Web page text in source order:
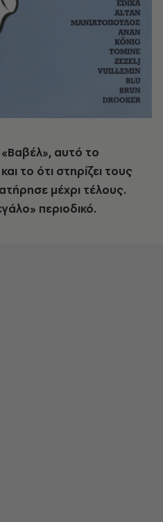
αυτό το
το ότι στηρίζει τους
μέχρι τέλους.
περιοδικό.